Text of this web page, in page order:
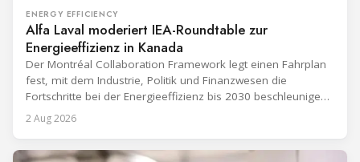
ENERGY EFFICIENCY
Alfa Laval moderiert IEA-Roundtable zur
Energieeffizienz in Kanada
Der Montréal Collaboration Framework legt einen Fahrplan
fest, mit dem Industrie, Politik und Finanzwesen die
Fortschritte bei der Energieeffizienz bis 2030 beschleunigen
sollen.
2 Aug 2026